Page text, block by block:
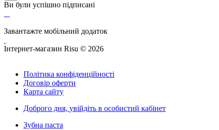
Ви були успішно підписані
Завантажте мобільний додаток
Інтернет-магазин Risu © 2026
Політика конфіденційності
Договір оферти
Карта сайту
Доброго дня, увійдіть в особистий кабінет
Зубна паста